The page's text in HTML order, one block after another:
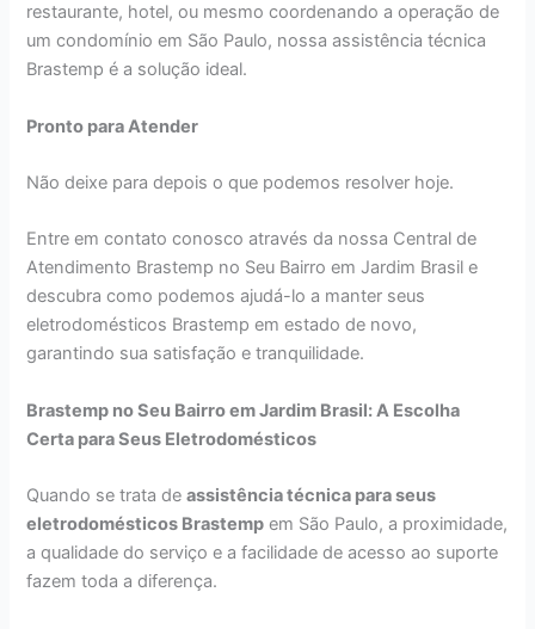
restaurante, hotel, ou mesmo coordenando a operação de
um condomínio em São Paulo, nossa assistência técnica
Brastemp é a solução ideal.
Pronto para Atender
Não deixe para depois o que podemos resolver hoje.
Entre em contato conosco através da nossa Central de
Atendimento Brastemp no Seu Bairro em Jardim Brasil e
descubra como podemos ajudá-lo a manter seus
eletrodomésticos Brastemp em estado de novo,
garantindo sua satisfação e tranquilidade.
Brastemp no Seu Bairro em Jardim Brasil: A Escolha
Certa para Seus Eletrodomésticos
Quando se trata deassistência técnica para seus
eletrodomésticos Brastemp em São Paulo, a proximidade,
a qualidade do serviço e a facilidade de acesso ao suporte
fazem toda a diferença.